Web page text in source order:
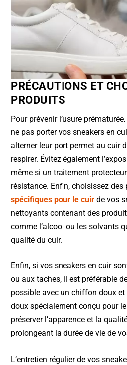
PRÉCAUTIONS ET
PRODUITS
Pour prévenir l’usure
ne pas porter vos sneakers en
alterner leur port permet au cuir
respirer. Évitez également
même si un traitement
résistance. Enfin, choisissez des
spécifiques pour le cuir de vos
nettoyants contenant des
comme l’alcool ou les solvants
qualité du cuir.
Enfin, si vos sneakers en cuir
ou aux taches, il est préférable
possible avec un chiffon doux
doux spécialement conçu pour
préserver l’apparence et la
prolongeant la durée de vie de
L’entretien régulier de vos